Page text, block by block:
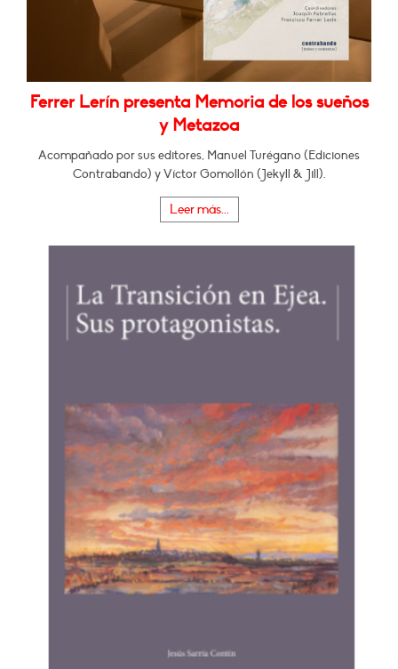
Ferrer Lerín presenta Memoria de los sueños
y Metazoa
Acompañado por sus editores, Manuel Turégano (Ediciones
Contrabando) y Víctor Gomollón (Jekyll & Jill).
Leer más...